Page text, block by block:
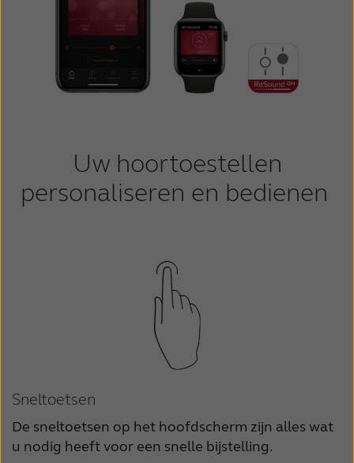
Uw hoortoestellen
personaliseren en bedienen
Sneltoetsen
De sneltoetsen op het hoofdscherm zijn alles wat
u nodig heeft voor een snelle bijstelling.